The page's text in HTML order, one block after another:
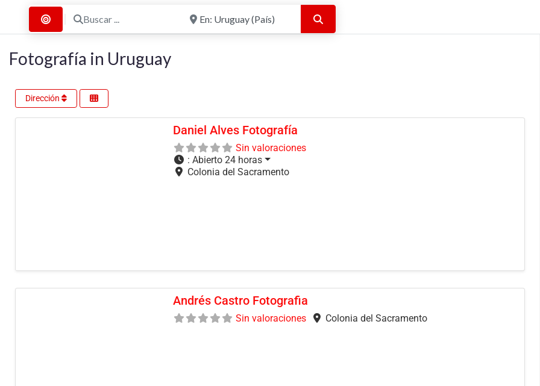
Buscar por Distancia
Buscar ... Cerca de
Fotografía in Uruguay
Dirección
Daniel Alves Fotografía
Sin valoraciones
:Abierto 24 horas
Colonia del Sacramento
Andrés Castro Fotografia
Sin valoraciones Colonia del Sacramento